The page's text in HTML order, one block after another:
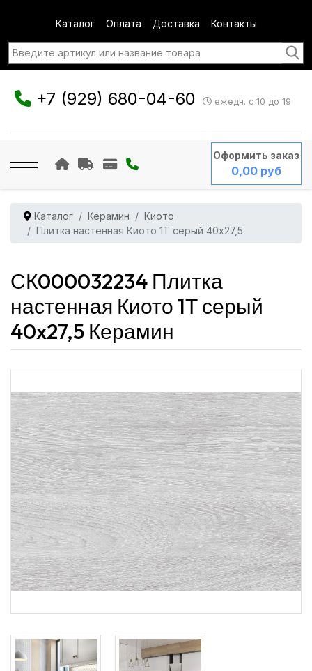
Каталог Оплата Доставка Контакты
+7 (929) 680-04-60 ежедн. с 10 до 19
Оформить заказ
0,00 руб
Каталог Керамин
Киото
Плитка настенная Киото 1Т серый 40x27,5
СК000032234 Плитка
настенная Киото 1Т серый
40x27,5 Керамин